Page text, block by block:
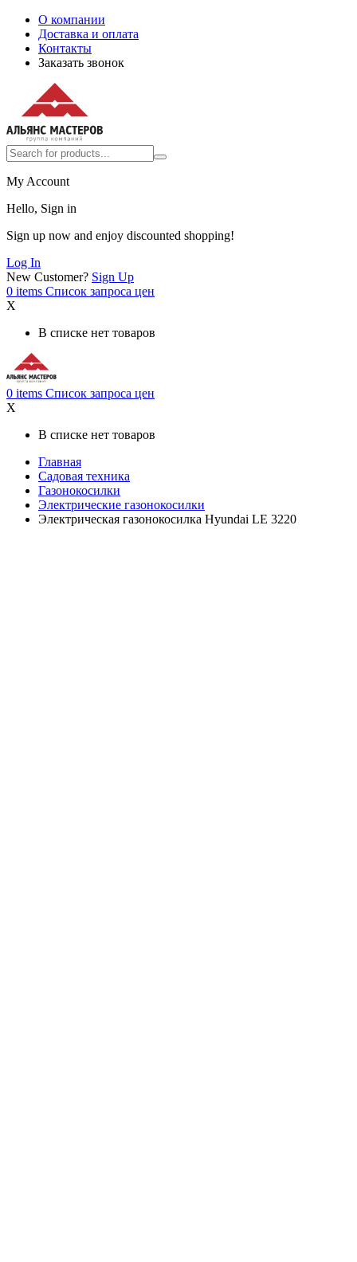
О компании
Доставка и оплата
Контакты
Заказать звонок
My Account
Hello, Sign in
Sign up now and enjoy discounted shopping!
Log In
New Customer? Sign Up
0 items Список запроса цен
X
В списке нет товаров
0 items Список запроса цен
X
В списке нет товаров
Главная
Садовая техника
Газонокосилки
Электрические газонокосилки
Электрическая газонокосилка Hyundai LE 3220